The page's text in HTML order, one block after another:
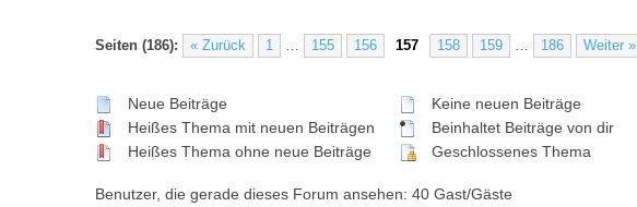
Seiten (186): « Zurück 1 155 156 157 158 159 186 Weiter »
Neue Beiträge
Heißes Thema mit neuen Beiträgen
Heißes Thema ohne neue Beiträge
Keine neuen Beiträge
Beinhaltet Beiträge von dir
Geschlossenes Thema
Benutzer, die gerade dieses Forum ansehen: 40 Gast/Gäste